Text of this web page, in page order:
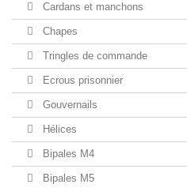
Cardans et manchons
Chapes
Tringles de commande
Ecrous prisonnier
Gouvernails
Hélices
Bipales M4
Bipales M5